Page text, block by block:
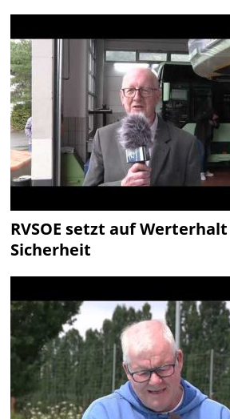
RVSOE setzt auf
Sicherheit